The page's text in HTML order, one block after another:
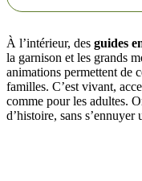
À l’intérieur, des guides
la garnison et les grands
animations permettent de
familles. C’est vivant,
comme pour les adultes.
d’histoire, sans s’ennuyer